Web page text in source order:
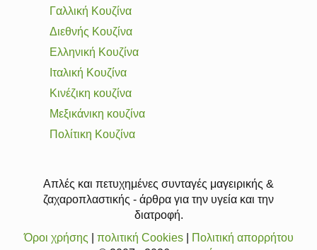
Γαλλική Κουζίνα
Διεθνής Κουζίνα
Ελληνική Κουζίνα
Ιταλική Κουζίνα
Κινέζικη κουζίνα
Μεξικάνικη κουζίνα
Πολίτικη Κουζίνα
Απλές και πετυχημένες συνταγές μαγειρικής &
ζαχαροπλαστικής - άρθρα για την υγεία και την
διατροφή.
Όροι χρήσης
πολιτική Cookies|
Πολιτική απορρήτου